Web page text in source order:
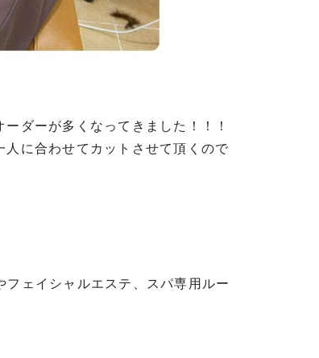
ダーが多くなってきました！！！
に合わせてカットさせて頂くので
ェイシャルエステ、スパ専用ルー